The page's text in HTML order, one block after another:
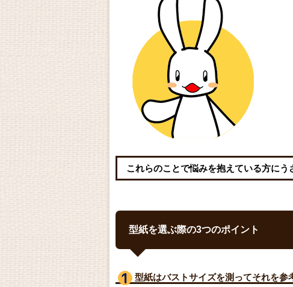
これらのことで悩みを抱えている方にう
型紙を選ぶ際の3つのポイント
型紙はバストサイズを測ってそれを参